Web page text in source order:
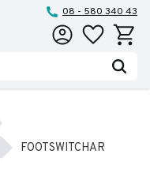
08 - 580 340 43
Favoriter
FOOTSWITCHAR